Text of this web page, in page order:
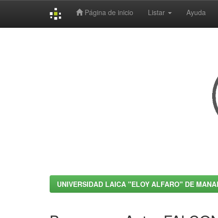
Página de inicio Listar Ayuda
UNIVERSIDAD LAICA "ELOY ALFARO" DE